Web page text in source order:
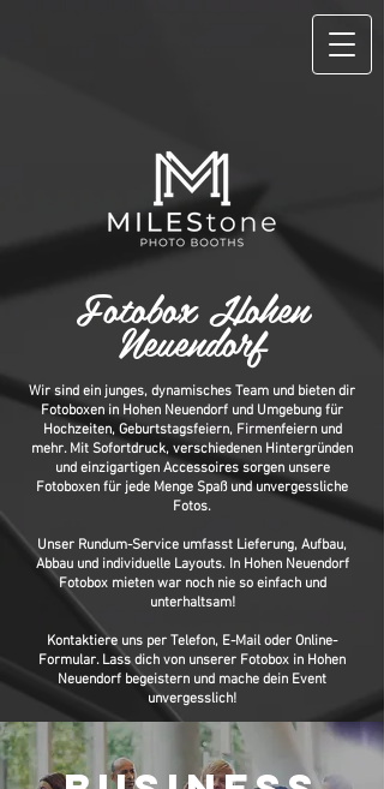
Fotobox Hohen
Neuendorf
Wir sind ein junges, dynamisches Team und bieten dir
Fotoboxen in Hohen Neuendorf und Umgebung für
Hochzeiten, Geburtstagsfeiern, Firmenfeiern und
mehr. Mit Sofortdruck, verschiedenen Hintergründen
und einzigartigen Accessoires sorgen unsere
Fotoboxen für jede Menge Spaß und unvergessliche
Fotos.
Unser Rundum-Service umfasst Lieferung, Aufbau,
Abbau und individuelle Layouts. In Hohen Neuendorf
Fotobox mieten war noch nie so einfach und
unterhaltsam!
Kontaktiere uns per Telefon, E-Mail oder Online-
Formular. Lass dich von unserer Fotobox in Hohen
Neuendorf begeistern und mache dein Event
unvergesslich!